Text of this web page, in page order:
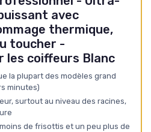
avec
thermique,
toucher -
les coiffeurs Blanc
la plupart des modèles grand
minutes)
surtout au niveau des racines,
de frisottis et un peu plus de